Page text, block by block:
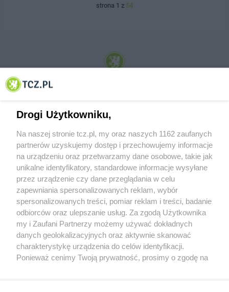
strona 1 z 54
© 2001-2026 Tczew - TCZ.PL Sp. z o.o. Internetowy Serwis Informacyjny Miasta
O FIRMIE POLITYKA PRYWATNOŚCI HOSTING
REKLAMA WSPÓŁPRACA RSS FACEBOOK KONTAKT
Nasze serwisy
Aktualności
Tcz24
Muzyka i kultura
Archiwum wydarzeń
Drogi Użytkowniku,
Na naszej stronie tcz.pl, my oraz naszych 1162 zaufanych
partnerów uzyskujemy dostęp i przechowujemy informacje
na urządzeniu oraz przetwarzamy dane osobowe, takie jak
unikalne identyfikatory, standardowe informacje wysyłane
przez urządzenie czy dane przeglądania w celu
zapewniania spersonalizowanych reklam, wybór
spersonalizowanych treści, pomiar reklam i treści, badanie
odbiorców oraz ulepszanie usług. Za zgodą Użytkownika
my i Zaufani Partnerzy możemy używać dokładnych
danych geolokalizacyjnych oraz aktywnie skanować
charakterystykę urządzenia do celów identyfikacji.
Ponieważ cenimy Twoją prywatność, prosimy o zgodę na